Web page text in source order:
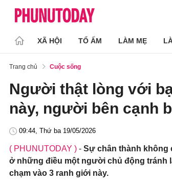
XÃ HỘI TỔ ẤM LÀM MẸ
Trang chủ Cuộc sống
Người thật lòng với
này, người bên cạnh
09:44, Thứ ba 19/05/2026
( PHUNUTODAY ) - Sự chân thành không
ở những điều một người chủ động tránh
chạm vào 3 ranh giới này.